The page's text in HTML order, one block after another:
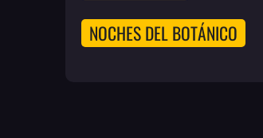
NOCHES DEL BOTÁNICO